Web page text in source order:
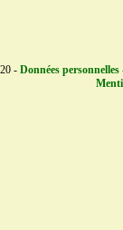
- Données